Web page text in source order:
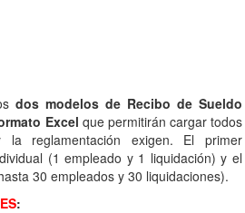
dos modelos de Recibo de Sueldo
Excel que permitirán cargar todos
reglamentación exigen. El primer
(1 empleado y 1 liquidación) y el
30 empleados y 30 liquidaciones).
: